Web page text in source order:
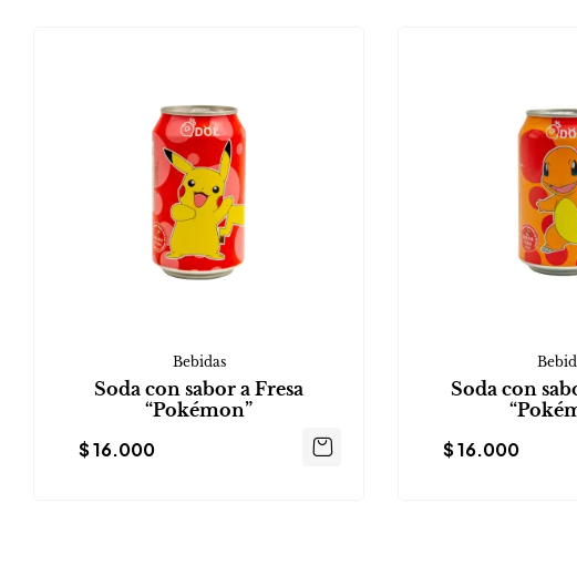
Bebidas
Soda con sabor a Fresa
“Pokémon”
$16.000
Soda con
$16.000